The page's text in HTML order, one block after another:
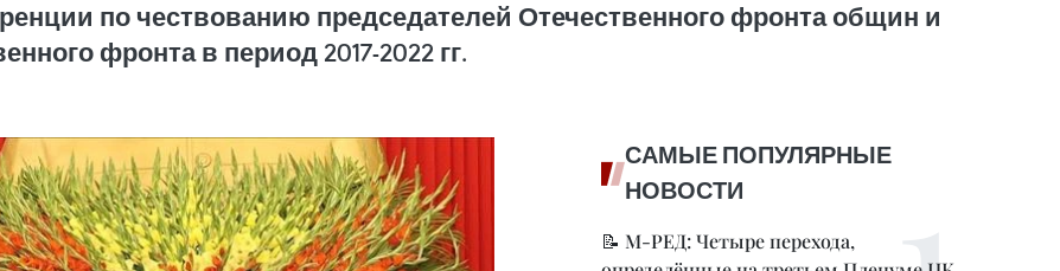
по чествованию председателей Отечественного фронта общин и
фронта в период 2017-2022 гг.
САМЫЕ ПОПУЛЯРНЫЕ
НОВОСТИ
📝 М-РЕД: Четыре перехода,